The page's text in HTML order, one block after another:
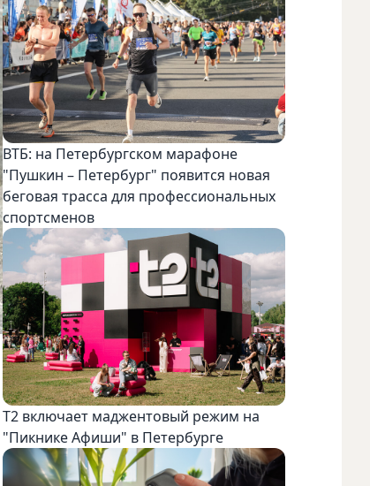
ВТБ: на Петербургском марафоне
"Пушкин – Петербург" появится новая
беговая трасса для профессиональных
спортсменов
Т2 включает маджентовый режим на
"Пикнике Афиши" в Петербурге